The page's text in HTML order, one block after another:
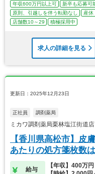
年収600万円以上可 新卒も応募可
原則、引越しを伴う転勤なし
産休
店舗数10～29
積極採用中
求人の詳細を見る
更新日：2025年12月23日
正社員 調剤薬局
ミカワ調剤薬局栗林塩江街道
【香川県高松市】皮
あたりの処方箋枚数
給与
【年収】400万